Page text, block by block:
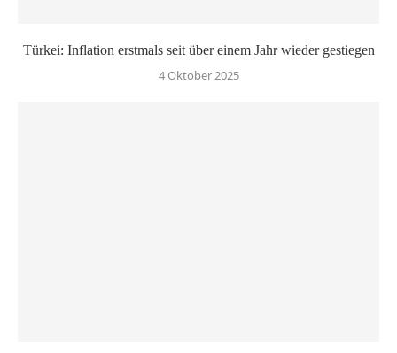
Türkei: Inflation erstmals seit über einem Jahr wieder gestiegen
4 Oktober 2025